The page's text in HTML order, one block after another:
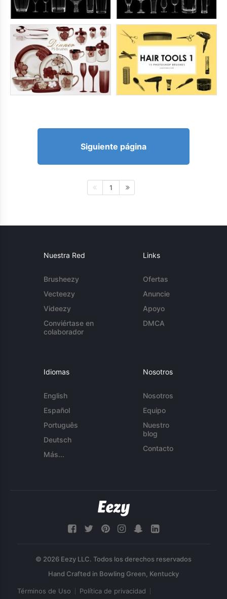
Siguiente página
1
Nuestra Red
Brusheezy
Vecteezy
Videezy
Conviértase en
colaborador
Links
Ofertas
Anuncie
Apoyo
DMCA
Idiomas
English
Español
Português
Deutsch
Más...
Nosotros
Nosotros
Equipo
Nuestro
blog
Contacto
© 2026 Eezy LLC. Todos los derechos reservados
Términos de Uso Política de privacidad